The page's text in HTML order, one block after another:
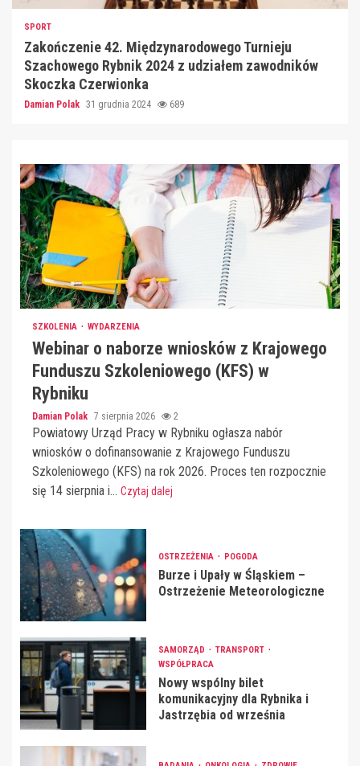
SPORT
Zakończenie 42. Międzynarodowego Turnieju
Szachowego Rybnik 2024 z udziałem zawodników
Skoczka Czerwionka
Damian Polak 31 grudnia 2024 689
SZKOLENIA WYDARZENIA
Webinar o naborze wniosków z Krajowego
Funduszu Szkoleniowego (KFS) w
Rybniku
Damian Polak 7 sierpnia 2026 2
Powiatowy Urząd Pracy w Rybniku ogłasza nabór
wniosków o dofinansowanie z Krajowego Funduszu
Szkoleniowego (KFS) na rok 2026. Proces ten rozpocznie
się 14 sierpnia i... Czytaj dalej
OSTRZEŻENIA POGODA
Burze i Upały w Śląskiem –
Ostrzeżenie Meteorologiczne
SAMORZĄD
TRANSPORT
WSPÓŁPRACA
Nowy wspólny bilet
komunikacyjny dla Rybnika i
Jastrzębia od września